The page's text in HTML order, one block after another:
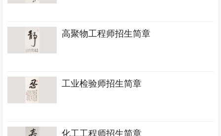
高聚物工程师招生简章
工业检验师招生简章
化工工程师招生简章